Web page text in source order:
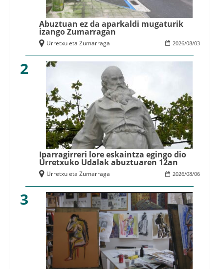
Abuztuan ez da aparkaldi mugaturik
izango Zumarragan
2026/08/03
Urretxu eta Zumarraga
2
Iparragirreri lore eskaintza egingo dio
Urretxuko Udalak abuztuaren 12an
2026/08/06
Urretxu eta Zumarraga
3